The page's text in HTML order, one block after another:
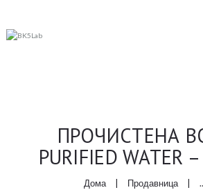
ПРОЧИСТЕНА
PURIFIED WATER
Дома Продавница
ЗА НАС
ПРОДАВНИЦА